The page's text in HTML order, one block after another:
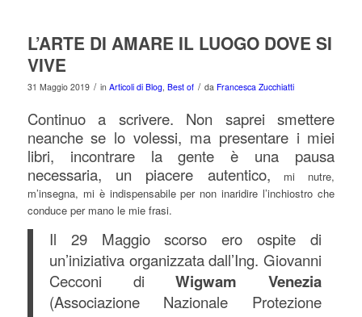
L’ARTE DI AMARE IL LUOGO DOVE SI
VIVE
31 Maggio 2019 / in Articoli di Blog, Best of / da Francesca Zucchiatti
Continuo a scrivere. Non saprei smettere
neanche se lo volessi, ma presentare i miei
libri, incontrare la gente è una pausa
necessaria, un piacere autentico, mi nutre,
m’insegna, mi è indispensabile per non inaridire l’inchiostro che
conduce per mano le mie frasi.
Il 29 Maggio scorso ero ospite di
un’iniziativa organizzata dall’Ing. Giovanni
Cecconi diWigwam Venezia
(Associazione Nazionale Protezione